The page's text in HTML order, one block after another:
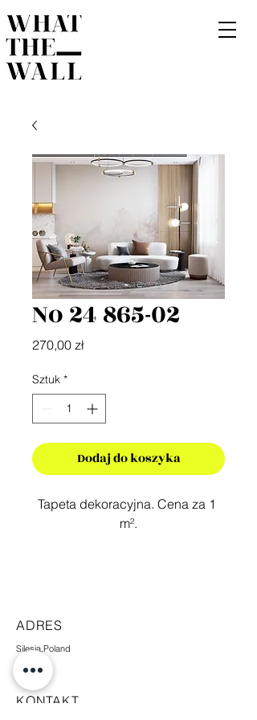
No 24 865-02
270,00 złCena
Sztuk *
Dodaj do koszyka
Tapeta dekoracyjna. Cena za 1
m².
ADRES
Silesia,Poland
KONTAKT